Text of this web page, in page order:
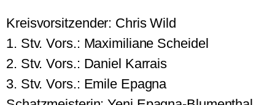
Kreisvorsitzender: Chris Wild
1. Stv. Vors.: Maximiliane Scheidel
2. Stv. Vors.: Daniel Karrais
3. Stv. Vors.: Emile Epagna